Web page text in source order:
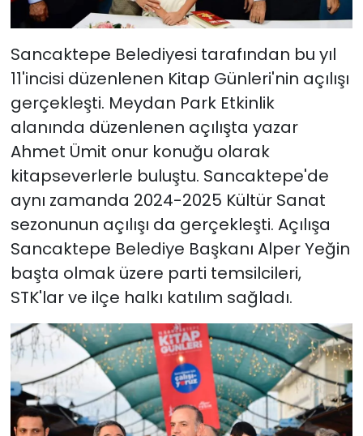
Sancaktepe Belediyesi tarafından bu yıl
11'incisi düzenlenen Kitap Günleri'nin açılışı
gerçekleşti. Meydan Park Etkinlik
alanında düzenlenen açılışta yazar
Ahmet Ümit onur konuğu olarak
kitapseverlerle buluştu. Sancaktepe'de
aynı zamanda 2024-2025 Kültür Sanat
sezonunun açılışı da gerçekleşti. Açılışa
Sancaktepe Belediye Başkanı Alper Yeğin
başta olmak üzere parti temsilcileri,
STK'lar ve ilçe halkı katılım sağladı.